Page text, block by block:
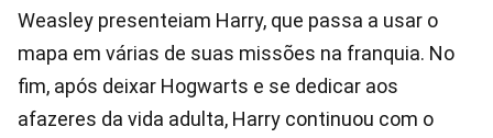
Weasley presenteiam Harry, que passa a usar o
mapa em várias de suas missões na franquia. No
fim, após deixar Hogwarts e se dedicar aos
afazeres da vida adulta, Harry continuou com o